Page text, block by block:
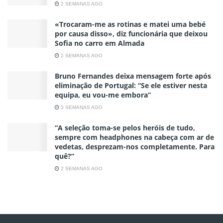
2 SEMANAS AGO
«Trocaram-me as rotinas e matei uma bebé
por causa disso», diz funcionária que deixou
Sofia no carro em Almada
2 SEMANAS AGO
Bruno Fernandes deixa mensagem forte após
eliminação de Portugal: “Se ele estiver nesta
equipa, eu vou-me embora”
3 SEMANAS AGO
“A seleção toma-se pelos heróis de tudo,
sempre com headphones na cabeça com ar de
vedetas, desprezam-nos completamente. Para
quê?”
2 SEMANAS AGO